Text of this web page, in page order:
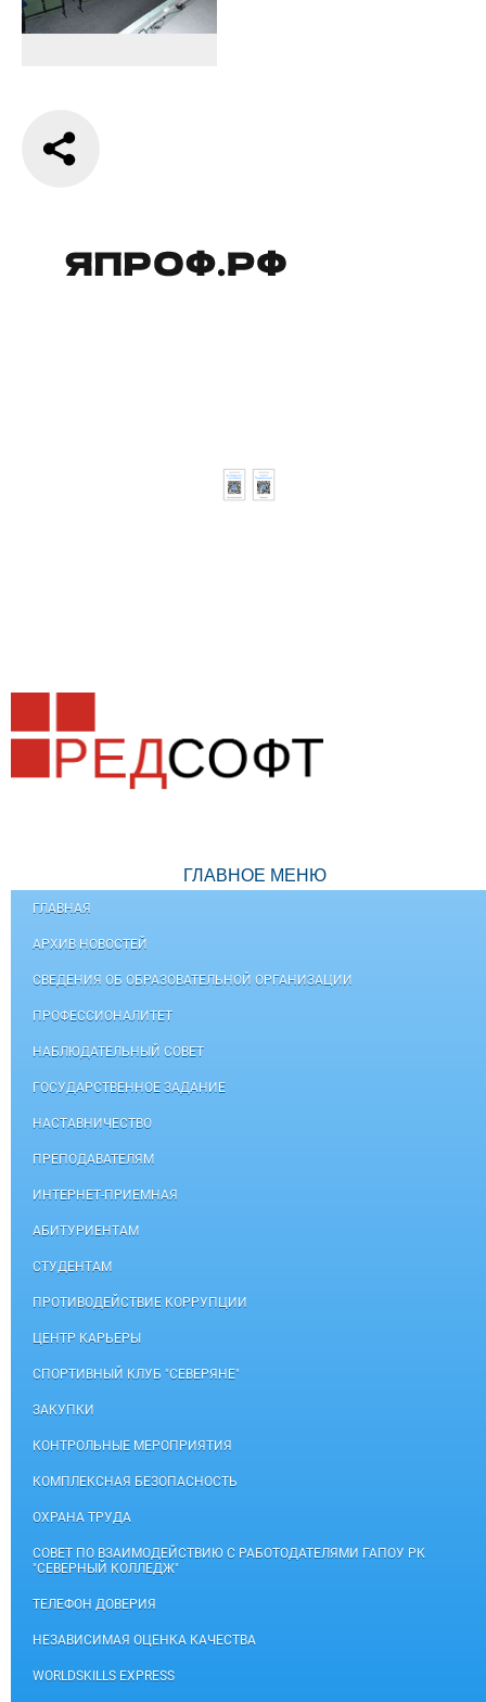
ГЛАВНОЕ МЕНЮ
ГЛАВНАЯ
АРХИВ НОВОСТЕЙ
СВЕДЕНИЯ ОБ ОБРАЗОВАТЕЛЬНОЙ ОРГАНИЗАЦИИ
ПРОФЕССИОНАЛИТЕТ
НАБЛЮДАТЕЛЬНЫЙ СОВЕТ
ГОСУДАРСТВЕННОЕ ЗАДАНИЕ
НАСТАВНИЧЕСТВО
ПРЕПОДАВАТЕЛЯМ
ИНТЕРНЕТ-ПРИЕМНАЯ
АБИТУРИЕНТАМ
СТУДЕНТАМ
ПРОТИВОДЕЙСТВИЕ КОРРУПЦИИ
ЦЕНТР КАРЬЕРЫ
СПОРТИВНЫЙ КЛУБ "СЕВЕРЯНЕ"
ЗАКУПКИ
КОНТРОЛЬНЫЕ МЕРОПРИЯТИЯ
КОМПЛЕКСНАЯ БЕЗОПАСНОСТЬ
ОХРАНА ТРУДА
СОВЕТ ПО ВЗАИМОДЕЙСТВИЮ С РАБОТОДАТЕЛЯМИ ГАПОУ РК
"СЕВЕРНЫЙ КОЛЛЕДЖ"
ТЕЛЕФОН ДОВЕРИЯ
НЕЗАВИСИМАЯ ОЦЕНКА КАЧЕСТВА
WORLDSKILLS EXPRESS